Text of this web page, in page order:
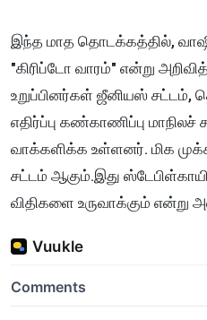
இந்த மாத தொடக்கத்தில்,
"கிரிப்டோ வாரம்" என்று
உறுப்பினர்கள் ஜீனியஸ் சட்டம்,
எதிர்ப்பு கண்காணிப்பு
வாக்களிக்க உள்ளனர். மிக
சட்டம் ஆகும்.இது
விதிகளை உருவாக்கும் என்று